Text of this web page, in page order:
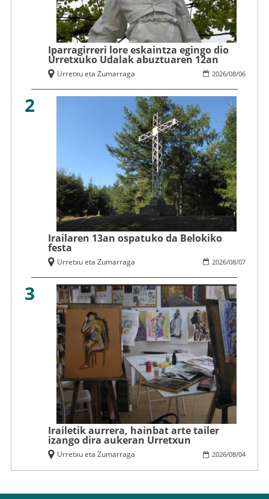
Iparragirreri lore eskaintza egingo dio
Urretxuko Udalak abuztuaren 12an
2026/08/06
Urretxu eta Zumarraga
2
Irailaren 13an ospatuko da Belokiko
festa
2026/08/07
Urretxu eta Zumarraga
3
Irailetik aurrera, hainbat arte tailer
izango dira aukeran Urretxun
2026/08/04
Urretxu eta Zumarraga